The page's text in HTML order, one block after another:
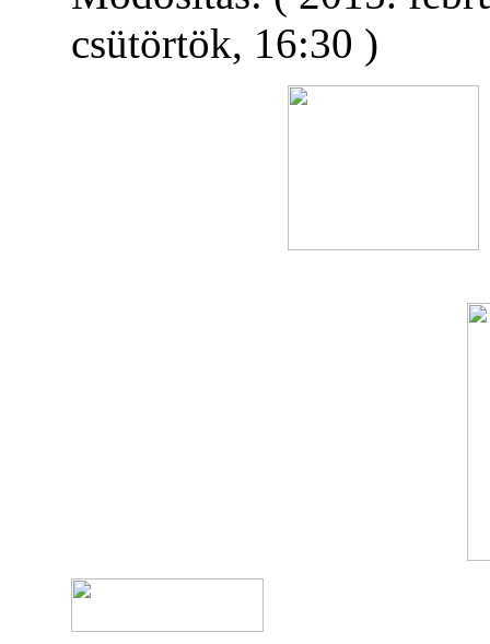
csütörtök, 16:30 )